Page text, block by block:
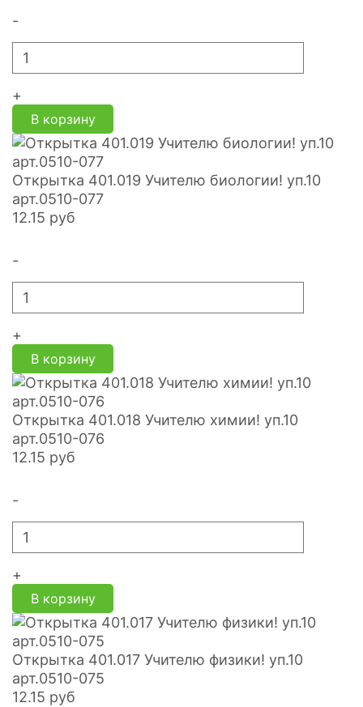
-
+
В корзину
Открытка 401.019 Учителю биологии! уп.10
арт.0510-077
12.15 руб
-
+
В корзину
Открытка 401.018 Учителю химии! уп.10
арт.0510-076
12.15 руб
-
+
В корзину
Открытка 401.017 Учителю физики! уп.10
арт.0510-075
12.15 руб